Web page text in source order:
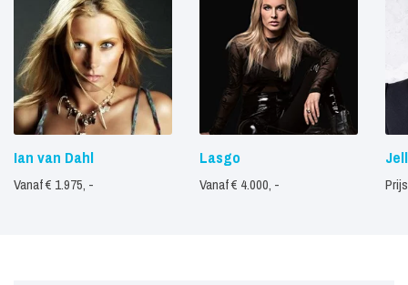
Ian van Dahl
Vanaf € 1.975, -
Lasgo
Vanaf € 4.000, -